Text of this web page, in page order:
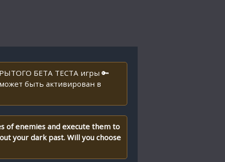
БЕТА ТЕСТА игры 🔑
быть активирован в
of enemies and execute them to
your dark past. Will you choose